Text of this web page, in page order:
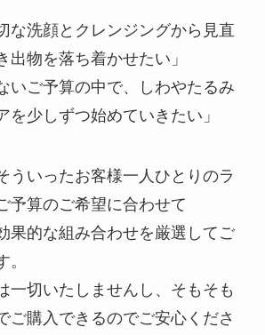
な洗顔とクレンジングから見直
出物を落ち着かせたい」
いご予算の中で、しわやたるみ
を少しずつ始めていきたい」
ういったお客様一人ひとりのラ
予算のご希望に合わせて
果的な組み合わせを厳選してご
一切いたしませんし、そもそも
ご購入できるのでご安心くださ